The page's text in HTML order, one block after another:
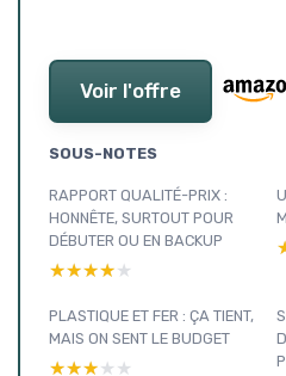
Voir l'offre
SOUS-NOTES
RAPPORT QUALITÉ-PRIX :
HONNÊTE, SURTOUT POUR
DÉBUTER OU EN BACKUP
★★★★★
★★★★★
PLASTIQUE ET FER : ÇA TIENT,
MAIS ON SENT LE BUDGET
★★★★★
★★★★★